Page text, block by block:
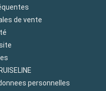
de vente
personnelles